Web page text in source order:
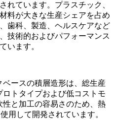
れています。プラスチック、
料が大きな生産シェアを占め
歯科、製造、ヘルスケアなど
技術的およびパフォーマンス
います。
ベースの積層造形は、総生産
ロトタイプおよび低コストモ
性と加工の容易さのため、熱
用して開発されています。